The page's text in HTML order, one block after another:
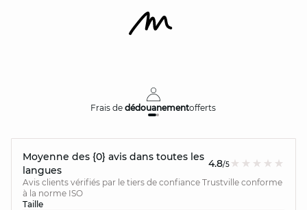
Frais dedédouanementofferts
Moyenne des {0} avis dans toutes les
langues
4.8/5
Avis clients vérifiés par le tiers de confiance Trustville conforme
à la norme ISO
Taille